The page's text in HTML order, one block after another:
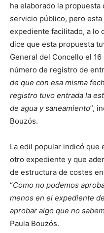
ha elaborado la
servicio público, pero
expediente facilitado, a lo
dice que esta propuesta
General del Concello el
número de registro de
de que con esa misma
registro tuvo entrada la
de agua y saneamiento”,
Bouzós.
La edil popular indicó que
otro expediente y que
de estructura de costes
“Como no podemos
menos en el expediente
aprobar algo que no
Paula Bouzós.